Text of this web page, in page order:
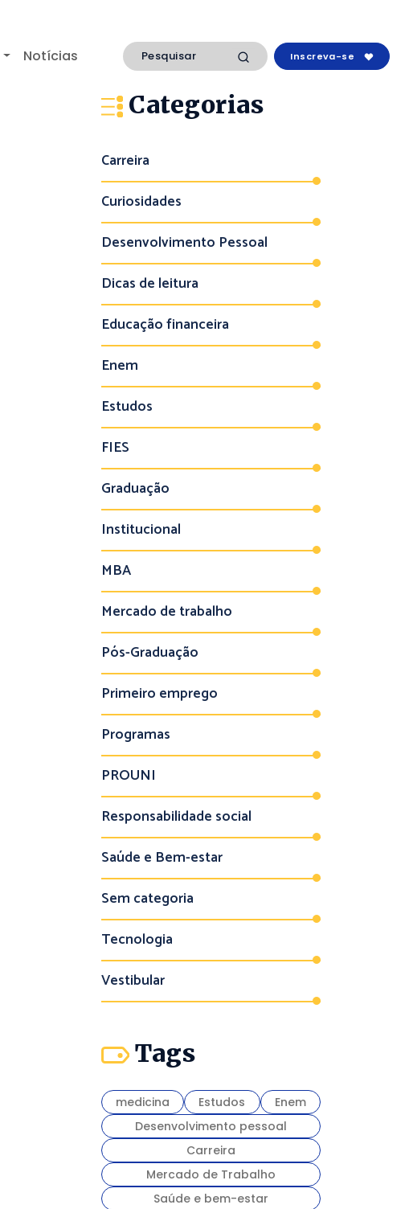
Notícias Inscreva-se
Categorias
Carreira
Curiosidades
Desenvolvimento Pessoal
Dicas de leitura
Educação financeira
Enem
Estudos
FIES
Graduação
Institucional
MBA
Mercado de trabalho
Pós-Graduação
Primeiro emprego
Programas
PROUNI
Responsabilidade social
Saúde e Bem-estar
Sem categoria
Tecnologia
Vestibular
Tags
medicina Estudos
Enem
Desenvolvimento pessoal
Carreira
Mercado de Trabalho
Saúde e bem-estar